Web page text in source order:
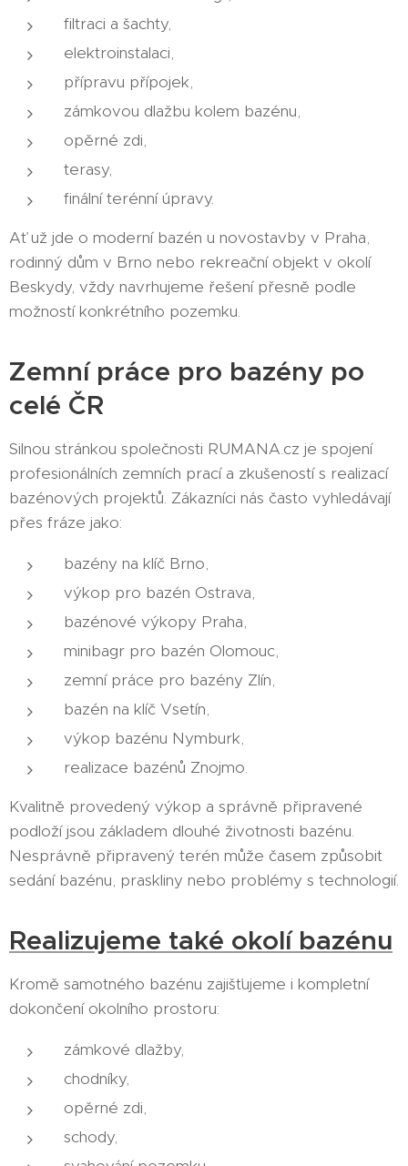
filtraci a šachty,
elektroinstalaci,
přípravu přípojek,
zámkovou dlažbu kolem bazénu,
opěrné zdi,
terasy,
finální terénní úpravy.
Ať už jde o moderní bazén u novostavby v Praha,
rodinný dům v Brno nebo rekreační objekt v okolí
Beskydy, vždy navrhujeme řešení přesně podle
možností konkrétního pozemku.
Zemní práce pro bazény po
celé ČR
Silnou stránkou společnosti RUMANA.cz je spojení
profesionálních zemních prací a zkušeností s realizací
bazénových projektů. Zákazníci nás často vyhledávají
přes fráze jako:
bazény na klíč Brno,
výkop pro bazén Ostrava,
bazénové výkopy Praha,
minibagr pro bazén Olomouc,
zemní práce pro bazény Zlín,
bazén na klíč Vsetín,
výkop bazénu Nymburk,
realizace bazénů Znojmo.
Kvalitně provedený výkop a správně připravené
podloží jsou základem dlouhé životnosti bazénu.
Nesprávně připravený terén může časem způsobit
sedání bazénu, praskliny nebo problémy s technologií.
Realizujeme také okolí bazénu
Kromě samotného bazénu zajišťujeme i kompletní
dokončení okolního prostoru:
zámkové dlažby,
chodníky,
opěrné zdi,
schody,